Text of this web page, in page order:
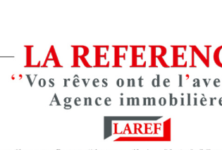
voir le
bien